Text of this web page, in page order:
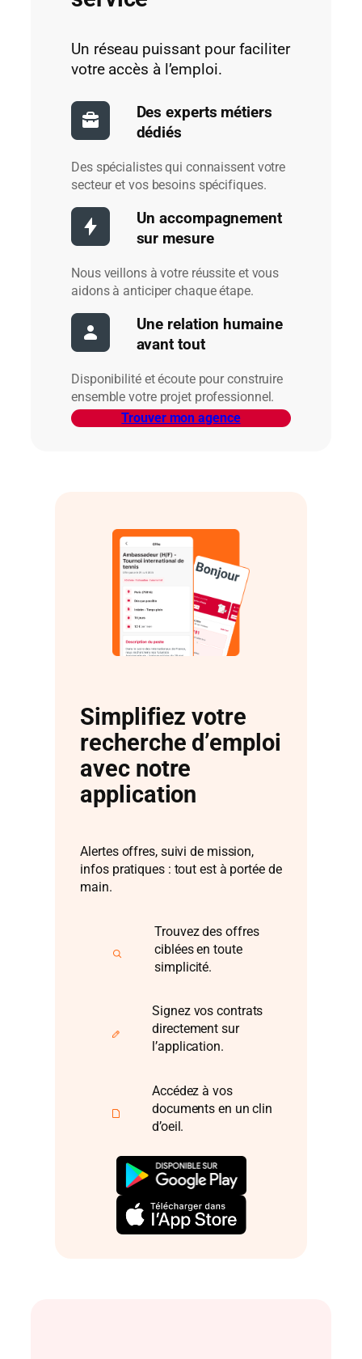
Un réseau puissant pour faciliter
votre accès à l’emploi.
Des experts métiers
dédiés
Des spécialistes qui connaissent votre
secteur et vos besoins spécifiques.
Un accompagnement
sur mesure
Nous veillons à votre réussite et vous
aidons à anticiper chaque étape.
Une relation humaine
avant tout
Disponibilité et écoute pour construire
ensemble votre projet professionnel.
Trouver mon agence
Simplifiez votre
recherche d’emploi
avec notre
application
Alertes offres, suivi de mission,
infos pratiques : tout est à portée de
main.
Trouvez des offres
ciblées en toute
simplicité.
Signez vos contrats
directement sur
l’application.
Accédez à vos
documents en un clin
d’oeil.